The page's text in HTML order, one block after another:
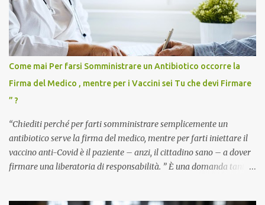
Come mai Per farsi Somministrare un Antibiotico occorre la
Firma del Medico , mentre per i Vaccini sei Tu che devi Firmare
” ?
“Chiediti perché per farti somministrare semplicemente un
antibiotico serve la firma del medico, mentre per farti iniettare il
vaccino anti-Covid è il paziente – anzi, il cittadino sano – a dover
firmare una liberatoria di responsabilità. ” È una domanda tanto